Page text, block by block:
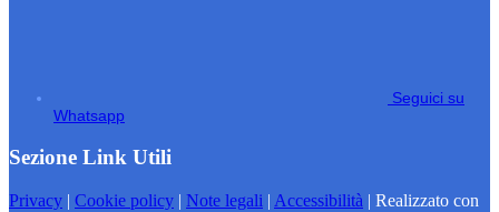
Seguici su
Whatsapp
Sezione Link Utili
Privacy | Cookie policy | Note legali | Accessibilità | Realizzato con